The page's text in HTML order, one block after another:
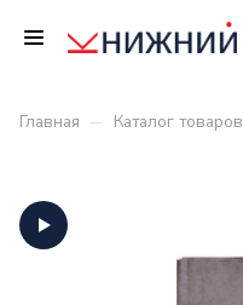
Главная – Каталог товаров